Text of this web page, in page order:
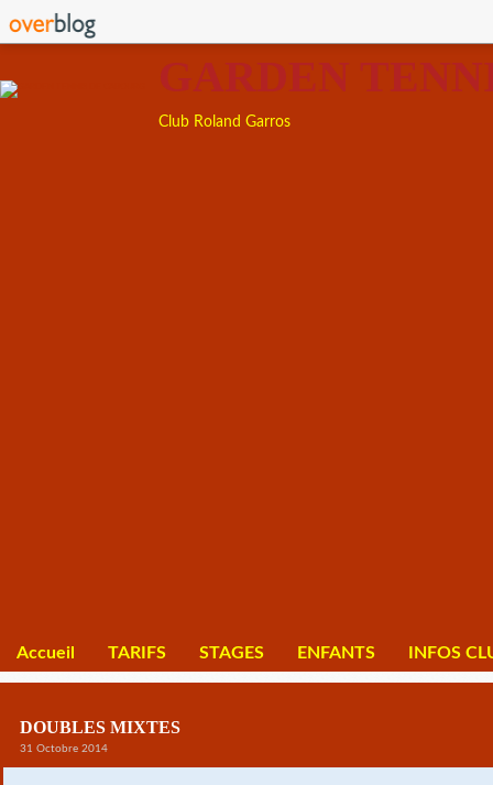
GARDEN
Club Roland Garros
Accueil TARIFS STAGES ENFANTS INFOS
DOUBLES MIXTES
31 Octobre 2014